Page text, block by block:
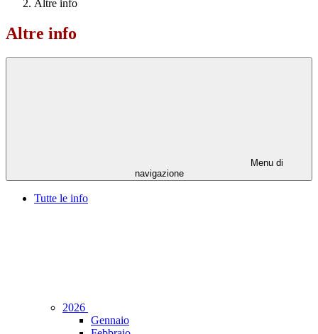
Altre info
Altre info
Menu di
navigazione
Tutte le info
2026
Gennaio